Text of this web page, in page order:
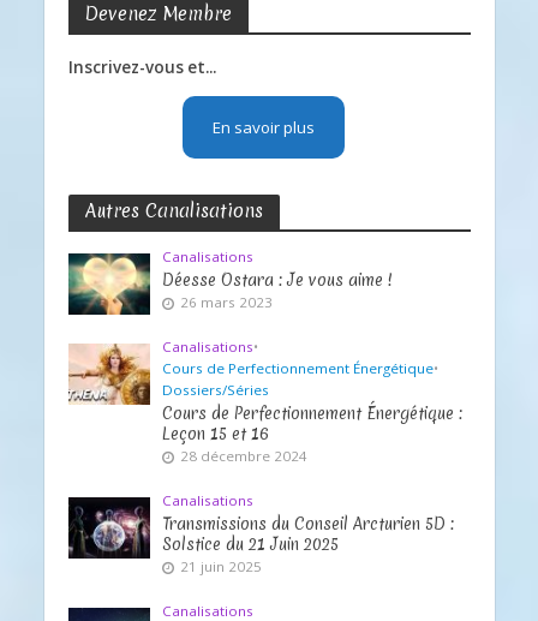
Devenez Membre
Inscrivez-vous et...
En savoir plus
Autres Canalisations
Canalisations
Déesse Ostara : Je vous aime !
26 mars 2023
Canalisations•
Cours de Perfectionnement Énergétique•
Dossiers/Séries
Cours de Perfectionnement Énergétique :
Leçon 15 et 16
28 décembre 2024
Canalisations
Transmissions du Conseil Arcturien 5D :
Solstice du 21 Juin 2025
21 juin 2025
Canalisations